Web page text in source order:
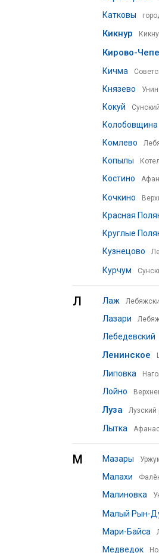
Катковы
Кикнур
Кирово-
Кичма
Князево
Кокуй
Колобовщина
Комлево
Копылы
Костино
Кочкино
Красная
Круглые
Кузнецово
Курчум
Л Лаж
Лазари
Лебедевский
Ленинское
Липовка
Лойно
Луза Лузский
Лытка
М Мазары
Малахи
Малиновка
Малый Рын-
Мари-Байса
Медведок